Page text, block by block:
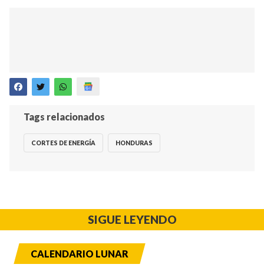
Tags relacionados
CORTES DE ENERGÍA HONDURAS
SIGUE LEYENDO
CALENDARIO LUNAR